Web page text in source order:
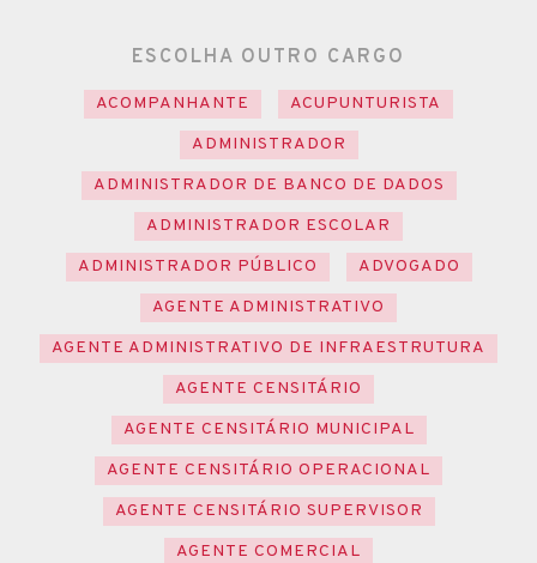
ESCOLHA OUTRO CARGO
ACOMPANHANTE
ACUPUNTURISTA
ADMINISTRADOR
ADMINISTRADOR DE BANCO DE DADOS
ADMINISTRADOR ESCOLAR
ADMINISTRADOR PÚBLICO
ADVOGADO
AGENTE ADMINISTRATIVO
AGENTE ADMINISTRATIVO DE INFRAESTRUTURA
AGENTE CENSITÁRIO
AGENTE CENSITÁRIO MUNICIPAL
AGENTE CENSITÁRIO OPERACIONAL
AGENTE CENSITÁRIO SUPERVISOR
AGENTE COMERCIAL